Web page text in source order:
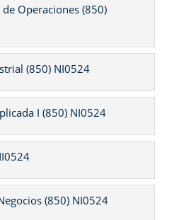
Operaciones (850)
(850) NI0524
I (850) NI0524
(850) NI0524